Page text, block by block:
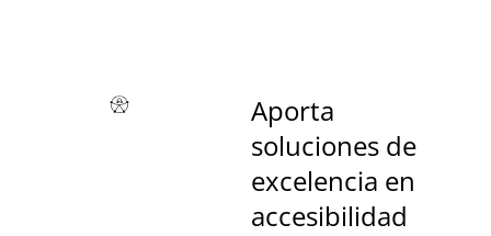
Aporta
soluciones de
excelencia en
accesibilidad